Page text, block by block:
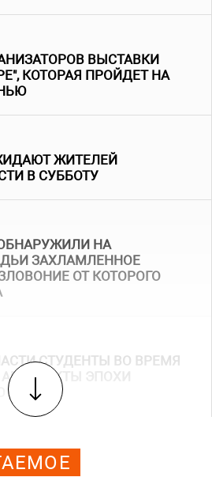
ВЫСТАВКИ
КОТОРАЯ ПРОЙДЕТ НА
ЖИТЕЛЕЙ
В СУББОТУ
НА
ЗАХЛАМЛЕННОЕ
ОТ КОТОРОГО
СТУДЕНТЫ ВО ВРЕМЯ
ЭПОХИ
ВЕКА